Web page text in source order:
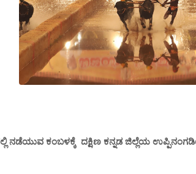
ನಡೆಯುವ ಕಂಬಳಕ್ಕೆ ದಕ್ಷಿಣ ಕನ್ನಡ ಜಿಲ್ಲೆಯ